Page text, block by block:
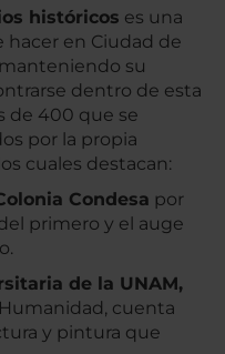
históricos es una
hacer en Ciudad de
su
dentro de esta
de 400 que se
por la propia
cuales destacan:
Condesa por
primero y el auge
de la UNAM,
cuenta
y pintura que